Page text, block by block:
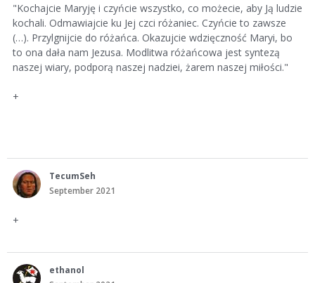
"Kochajcie Maryję i czyńcie wszystko, co możecie, aby Ją ludzie
kochali. Odmawiajcie ku Jej czci różaniec. Czyńcie to zawsze
(…). Przylgnijcie do różańca. Okazujcie wdzięczność Maryi, bo
to ona dała nam Jezusa. Modlitwa różańcowa jest syntezą
naszej wiary, podporą naszej nadziei, żarem naszej miłości."
+
TecumSeh
September 2021
+
ethanol